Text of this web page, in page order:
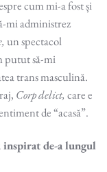
cum mi-a fost și
mi administrez
un spectacol
putut să-mi
trans masculină.
Corp delict, care e
de “acasă”.
de-a lungul